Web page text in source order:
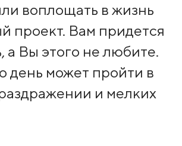
воплощать в жизнь
проект. Вам придется
а Вы этого не любите.
день может пройти в
и мелких